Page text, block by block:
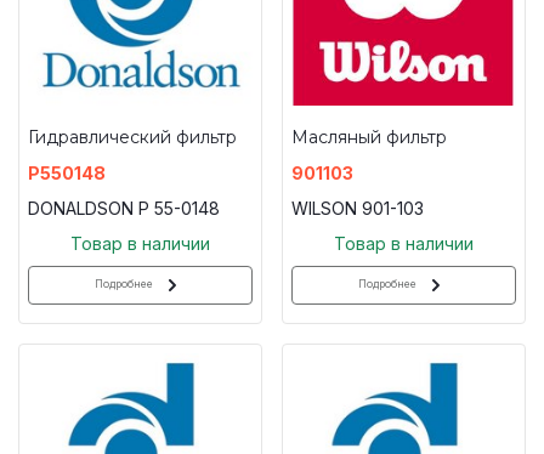
Гидравлический фильтр
P550148
DONALDSON P 55-0148
Товар в наличии
Подробнее
Масляный фильтр
901103
WILSON 901-103
Товар в наличии
Подробнее